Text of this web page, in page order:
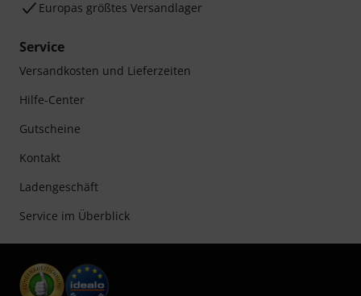
Europas größtes Versandlager
Service
Versandkosten und Lieferzeiten
Hilfe-Center
Gutscheine
Kontakt
Ladengeschäft
Service im Überblick